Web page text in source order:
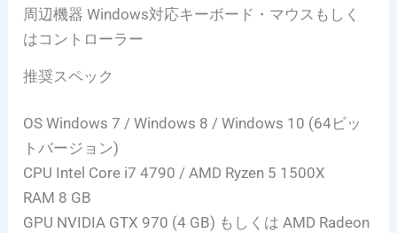
周辺機器 Windows対応キーボード・マウスもしく
はコントローラー
推奨スペック
OS Windows 7 / Windows 8 / Windows 10 (64ビッ
トバージョン)
CPU Intel Core i7 4790 / AMD Ryzen 5 1500X
RAM 8 GB
GPU NVIDIA GTX 970 (4 GB) もしくは AMD Radeon